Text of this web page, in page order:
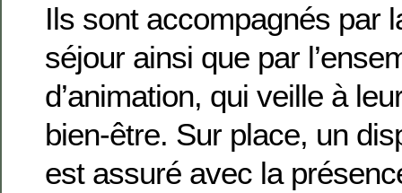
Ils sont accompagnés par
séjour ainsi que par
d’animation, qui veille à
bien-être. Sur place, un
est assuré avec la